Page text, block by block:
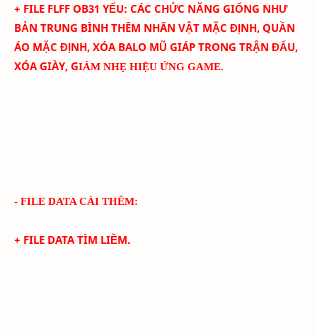
+ FILE FLFF OB31 YẾU: CÁC CHỨC NĂNG GIỐNG NHƯ
BẢN TRUNG BÌNH THÊM NHÂN VẬT MẶC ĐỊNH, QUẦN
ÁO MẶC ĐỊNH, XÓA BALO MŨ GIÁP TRONG TRẬN ĐẤU,
XÓA GIÀY, GIẢM NHẸ HIỆU ỨNG GAME.
- FILE DATA CÀI THÊM:
+ FILE DATA TÌM LIỀM.